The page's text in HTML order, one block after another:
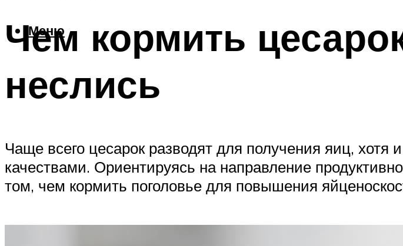
Меню
Чем кормить
неслись
Чаще всего цесарок разводят для получения яиц,
качествами. Ориентируясь на направление
том, чем кормить поголовье для повышения